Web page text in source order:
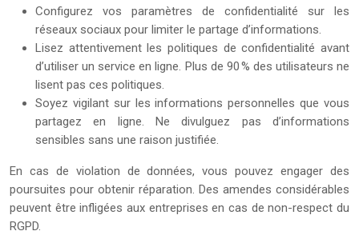
Configurez vos paramètres de confidentialité sur les
réseaux sociaux pour limiter le partage d’informations.
Lisez attentivement les politiques de confidentialité avant
d’utiliser un service en ligne. Plus de 90 % des utilisateurs ne
lisent pas ces politiques.
Soyez vigilant sur les informations personnelles que vous
partagez en ligne. Ne divulguez pas d’informations
sensibles sans une raison justifiée.
En cas de violation de données, vous pouvez engager des
poursuites pour obtenir réparation. Des amendes considérables
peuvent être infligées aux entreprises en cas de non-respect du
RGPD.